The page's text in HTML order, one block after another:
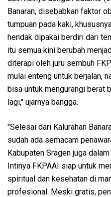
Banaran, disebabkan faktor
tumpuan pada kaki,
hendak dipakai berdiri dari
itu semua kini berubah
diterapi oleh juru sembuh
mulai enteng untuk berjalan,
bisa untuk mengurangi berat
lagi," ujarnya bangga.
"Selesai dari Kalurahan
sudah ada semacam
Kabupaten Sragen juga
Intinya FKPAAI siap untuk
spiritual dan kesehatan di
profesional. Meski gratis,